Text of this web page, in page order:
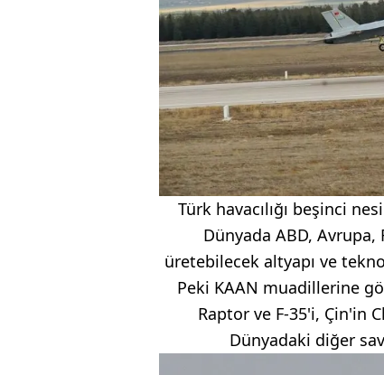
Türk havacılığı beşinci
Dünyada ABD,
üretebilecek altyapı ve
Peki KAAN muadillerine
Raptor ve F-35'i, Çin'in
Dünyadaki diğer